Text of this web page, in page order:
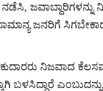
ಜವಾಬ್ದಾರಿಗಳನ್ನು
ಜನರಿಗೆ ಸಿಗಬೇಕಾದ
ನಿಜವಾದ
ಬಳಸಿದ್ದಾರೆ